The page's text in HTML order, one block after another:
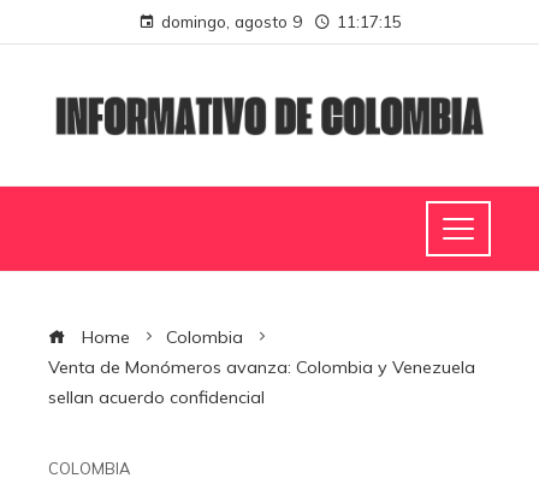
domingo, agosto 9 11:17:16
Home
Colombia
Venta de Monómeros avanza: Colombia y Venezuela
sellan acuerdo confidencial
COLOMBIA